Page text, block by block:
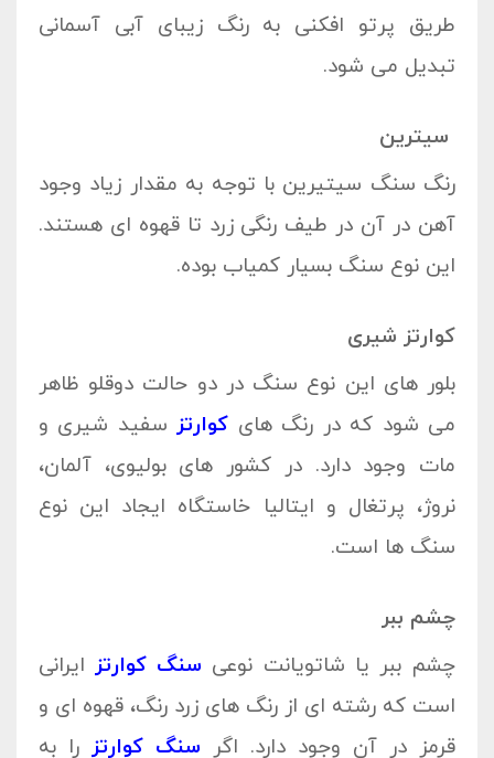
طریق پرتو افکنی به رنگ زیبای آبی آسمانی
تبدیل می شود.
سیترین
رنگ سنگ سیتیرین با توجه به مقدار زیاد وجود
آهن در آن در طیف رنگی زرد تا قهوه ای هستند.
این نوع سنگ بسیار کمیاب بوده.
کوارتز شیری
بلور های این نوع سنگ در دو حالت دوقلو ظاهر
می شود که در رنگ های کوارتز سفید شیری و
مات وجود دارد. در کشور های بولیوی، آلمان،
نروژ، پرتغال و ایتالیا خاستگاه ایجاد این نوع
سنگ ها است.
چشم ببر
چشم ببر یا شاتویانت نوعی سنگ کوارتز ایرانی
است که رشته ای از رنگ های زرد رنگ، قهوه ای و
قرمز در آن وجود دارد. اگر سنگ کوارتز را به